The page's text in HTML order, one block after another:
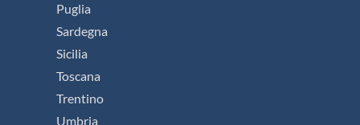
Puglia
Sardegna
Sicilia
Toscana
Trentino
Umbria